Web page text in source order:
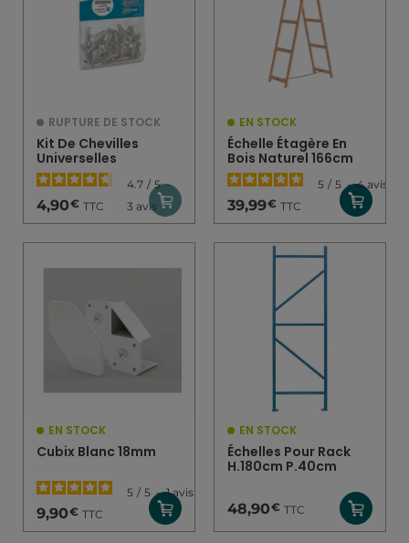
RUPTURE DE STOCK
Kit De Chevilles
Universelles
4.7 / 5-
3avis
4,90€ TTC
EN STOCK
Échelle Étagère En
Bois Naturel 166cm
5 / 5 - 4avis
39,99€ TTC
EN STOCK
Cubix Blanc 18mm
5 / 5 - 1avis
9,90€ TTC
EN STOCK
Échelles Pour Rack
H.180cm P.40cm
48,90€ TTC